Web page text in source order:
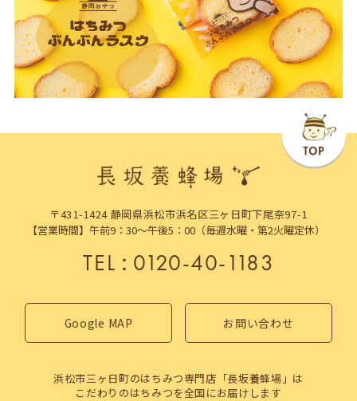
〒431-1424 静岡県浜松市浜名区三ヶ日町下尾奈97-1
【営業時間】午前9：30～午後5：00（毎週水曜・第2火曜定休）
TEL：0120-40-1183
Google MAP お問い合わせ
浜松市三ヶ日町のはちみつ専門店「長坂養蜂場」は
こだわりのはちみつを全国にお届けします